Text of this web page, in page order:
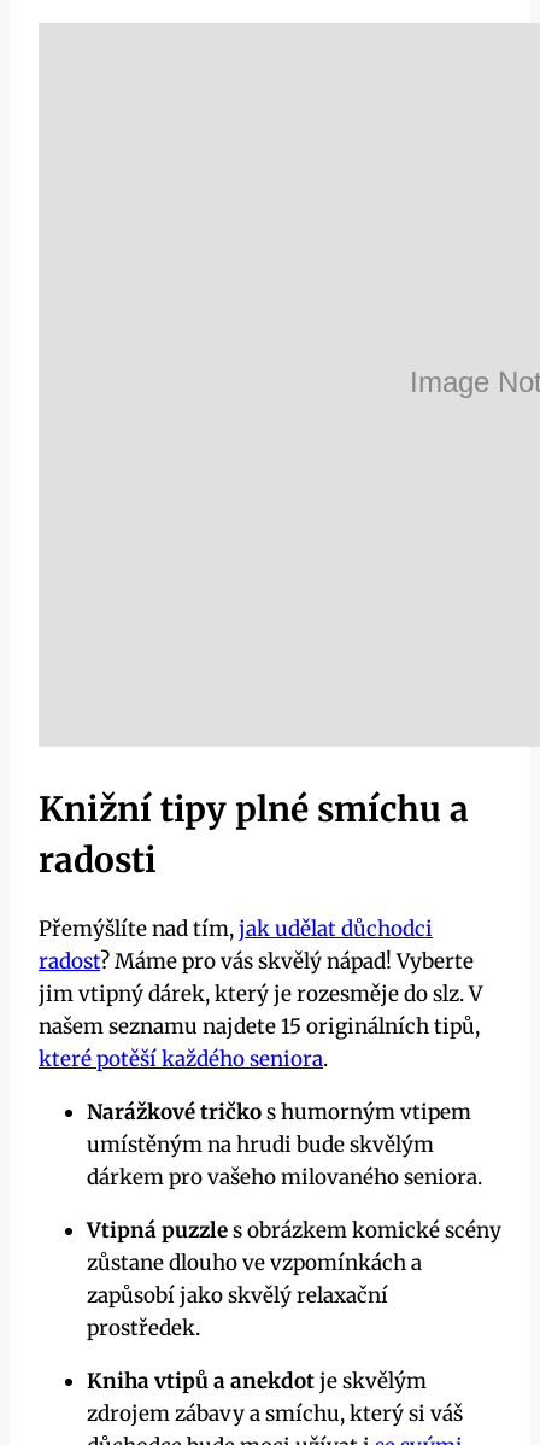
Knižní tipy plné smíchu a
radosti
Přemýšlíte nad tím,jak udělat důchodci
radost? Máme pro vás skvělý nápad! Vyberte
jim vtipný dárek, který je rozesměje do slz. V
našem seznamu najdete 15 originálních tipů,
které potěší každého seniora.
Narážkové tričkos humorným vtipem
umístěným na hrudi bude skvělým
dárkem pro vašeho milovaného seniora.
Vtipná puzzles obrázkem komické scény
zůstane dlouho ve vzpomínkách a
zapůsobí jako skvělý relaxační
prostředek.
Kniha vtipů a anekdotje skvělým
zdrojem zábavy a smíchu, který si váš